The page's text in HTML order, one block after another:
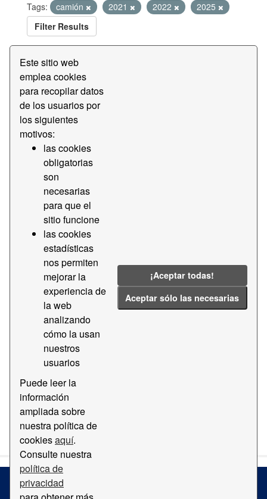
Este sitio web
emplea cookies
para recopilar datos
de los usuarios por
los siguientes
motivos:
las cookies
obligatorias
son
necesarias
para que el
sitio funcione
las cookies
estadísticas
nos permiten
mejorar la
experiencia de
la web
analizando
cómo la usan
nuestros
usuarios
Puede leer la
información
ampliada sobre
nuestra política de
cookiesaquí.
Consulte nuestra
política de
privacidad
¡Aceptar todas!
Aceptar sólo las necesarias
Tags:
camión 2021 2022
2025
Filter Results
Tiempo de acceso terminal Bergé
Datos del tiempo de acceso por franjas a la terminal
Bergé
CSV
Tiempo de acceso terminal BEST
Datos del tiempo de acceso por franjas a la terminal
BEST
Tiempo de acceso terminal Barcelona
Container Depot
Datos del tiempo de acceso por franjas a la terminal
Barcelona Container Depot
CSV
Tiempo de acceso terminal APMT
Datos del tiempo de acceso por franjas a la terminal
APMT
Docs).